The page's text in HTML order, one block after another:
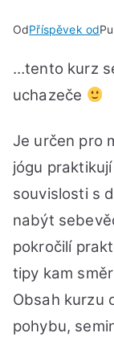
OdPříspěvek od
…tento kurz
uchazeče
Je určen pro
jógu
souvislosti s
nabýt
pokročilí
tipy kam
Obsah kurzu
pohybu,